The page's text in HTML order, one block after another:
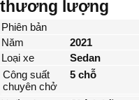
thương lượng
Phiên bản
Năm
2021
Loại xe
Sedan
Công suất
chuyên chở
5 chỗ